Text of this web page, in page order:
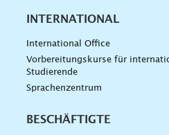
INTERNATIONAL
International Office
Vorbereitungskurse für
Studierende
Sprachenzentrum
BESCHÄFTIGTE